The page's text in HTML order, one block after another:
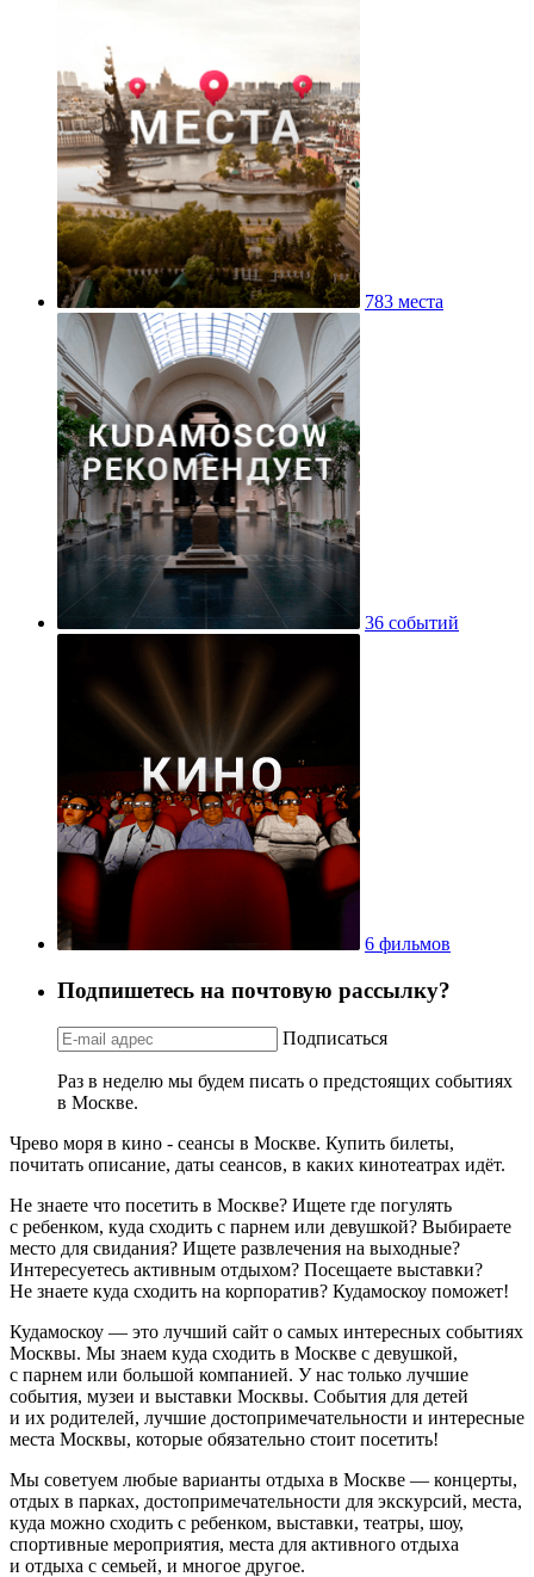
783 места
36 событий
6 фильмов
Подпишетесь на почтовую рассылку?
Подписаться
Раз в неделю мы будем писать о предстоящих событиях
в Москве.
Чрево моря в кино - сеансы в Москве. Купить билеты,
почитать описание, даты сеансов, в каких кинотеатрах идёт.
Не знаете что посетить в Москве? Ищете где погулять
с ребенком, куда сходить с парнем или девушкой? Выбираете
место для свидания? Ищете развлечения на выходные?
Интересуетесь активным отдыхом? Посещаете выставки?
Не знаете куда сходить на корпоратив? Кудамоскоу поможет!
Кудамоскоу — это лучший сайт о самых интересных событиях
Москвы. Мы знаем куда сходить в Москве с девушкой,
с парнем или большой компанией. У нас только лучшие
события, музеи и выставки Москвы. События для детей
и их родителей, лучшие достопримечательности и интересные
места Москвы, которые обязательно стоит посетить!
Мы советуем любые варианты отдыха в Москве — концерты,
отдых в парках, достопримечательности для экскурсий, места,
куда можно сходить с ребенком, выставки, театры, шоу,
спортивные мероприятия, места для активного отдыха
и отдыха с семьей, и многое другое.